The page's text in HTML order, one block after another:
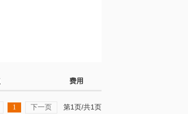
费用
1 下一页 第1页/共1页